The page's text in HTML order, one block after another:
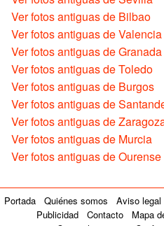
Ver fotos antiguas de Bilbao
Ver fotos antiguas de Valencia
Ver fotos antiguas de Granada
Ver fotos antiguas de Toledo
Ver fotos antiguas de Burgos
Ver fotos antiguas de
Ver fotos antiguas de
Ver fotos antiguas de Murcia
Ver fotos antiguas de Ourense
Portada Quiénes somos Aviso legal
Publicidad
Contacto Mapa